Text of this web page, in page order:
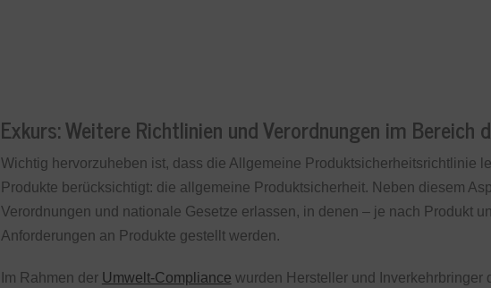
Exkurs: Weitere Richtlinien und Verordnungen im Bereich
Wichtig hervorzuheben ist, dass die Allgemeine Produktsicherheitsrichtlinie
Produkte berücksichtigt: die allgemeine Produktsicherheit. Neben diesem
Verordnungen und nationale Gesetze erlassen, in denen – je nach Produkt
Anforderungen an Produkte gestellt werden.
Im Rahmen der Umwelt-Compliance wurden Hersteller und Inverkehrbringer